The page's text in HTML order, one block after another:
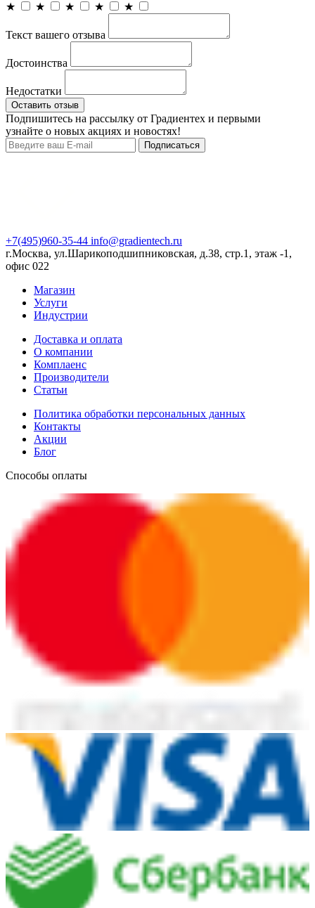
★ ★ ★ ★ ★
Текст вашего отзыва
Достоинства
Недостатки
Оставить отзыв
Подпишитесь на рассылку от Градиентех и первыми
узнайте о новых акциях и новостях!
Подписаться
+7(495)960-35-44 info@gradientech.ru
г.Москва, ул.Шарикоподшипниковская, д.38, стр.1, этаж -1,
офис 022
Магазин
Услуги
Индустрии
Доставка и оплата
О компании
Комплаенс
Производители
Статьи
Политика обработки персональных данных
Контакты
Акции
Блог
Способы оплаты